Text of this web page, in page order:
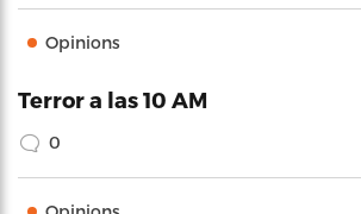
Opinions
Terror a las 10 AM
0